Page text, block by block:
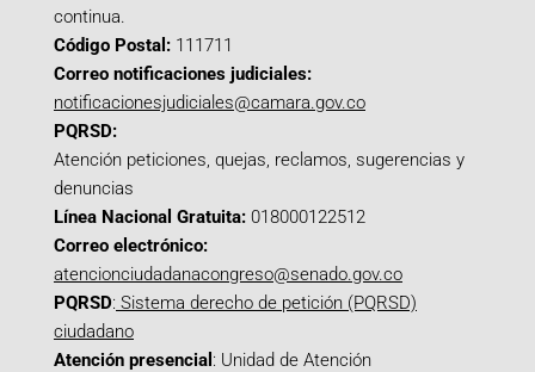
continua.
Código Postal: 111711
Correo notificaciones judiciales:
notificacionesjudiciales@camara.gov.co
PQRSD:
Atención peticiones, quejas, reclamos, sugerencias y
denuncias
Línea Nacional Gratuita: 018000122512
Correo electrónico:
atencionciudadanacongreso@senado.gov.co
PQRSD: Sistema derecho de petición (PQRSD)
ciudadano
Atención presencial : Unidad de Atención